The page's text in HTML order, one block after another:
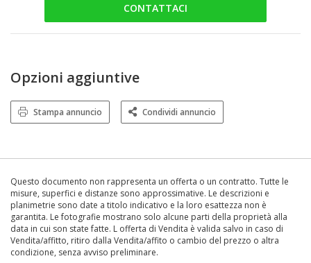
CONTATTACI
Opzioni aggiuntive
Stampa annuncio Condividi annuncio
Questo documento non rappresenta un offerta o un contratto. Tutte le
misure, superfici e distanze sono approssimative. Le descrizioni e
planimetrie sono date a titolo indicativo e la loro esattezza non è
garantita. Le fotografie mostrano solo alcune parti della proprietà alla
data in cui son state fatte. L offerta di Vendita è valida salvo in caso di
Vendita/affitto, ritiro dalla Vendita/affito o cambio del prezzo o altra
condizione, senza avviso preliminare.